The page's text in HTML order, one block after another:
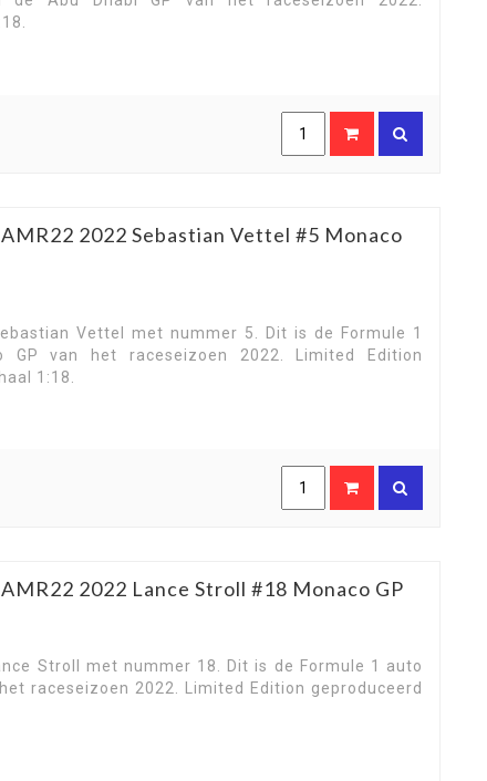
2022 Sebastian Vettel #5 Monaco
Vettel met nummer 5. Dit is de Formule 1
van het raceseizoen 2022. Limited Edition
1:18.
2022 Lance Stroll #18 Monaco GP
Stroll met nummer 18. Dit is de Formule 1 auto
raceseizoen 2022. Limited Edition geproduceerd